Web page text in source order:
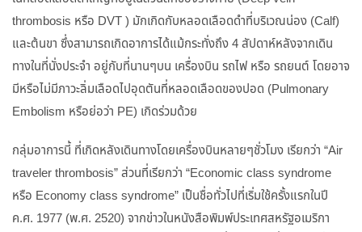
thrombosis หรือ DVT ) มักเกิดกับหลอดเลือดดำที่บริเวณน่อง (Calf)
และต้นขา ซึ่งสามารถเกิดอาการได้แม้กระทั่งถึง 4 สัปดาห์หลังจากเดิน
ทางในที่นั่งประจำ อยู่กับที่นานๆบน เครื่องบิน รถไฟ หรือ รถยนต์ โดยอาจ
มีหรือไม่มีภาวะลิ่มเลือดไปอุดตันที่หลอดเลือดของปอด (Pulmonary
Embolism หรือย่อว่า PE) เกิดร่วมด้วย
กลุ่มอาการนี้ ที่เกิดหลังเดินทางโดยเครื่องบินหลายๆชั่วโมง เรียกว่า “Air
traveler thrombosis” ส่วนที่เรียกว่า “Economic class syndrome
หรือ Economy class syndrome” เป็นชื่อทั่วไปที่เริ่มใช้ครั้งแรกในปี
ค.ศ. 1977 (พ.ศ. 2520) จากข่าวในหนังสือพิมพ์ประเทศสหรัฐอเมริกา